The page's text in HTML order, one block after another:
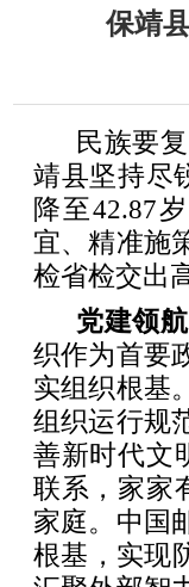
保靖
民族要
靖县坚持尽
降至42.87
宜、精准施
检省检交出
党建领
织作为首要
实组织根基
组织运行规
善新时代文
联系，家家
家庭。中国
根基，实现